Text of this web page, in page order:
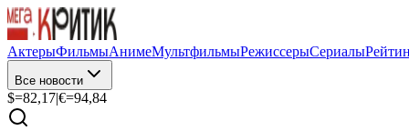
АктерыФильмыАнимеМультфильмыРежиссерыСериалы
Все новости
$=82,17|€=94,84